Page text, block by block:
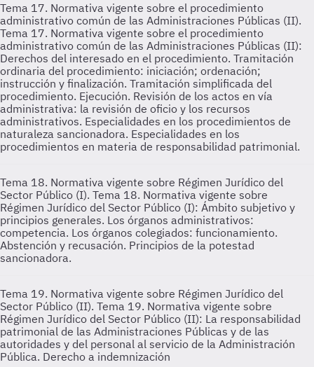
Tema 17. Normativa vigente sobre el procedimiento
administrativo común de las Administraciones Públicas (II).
Tema 17. Normativa vigente sobre el procedimiento
administrativo común de las Administraciones Públicas (II):
Derechos del interesado en el procedimiento. Tramitación
ordinaria del procedimiento: iniciación; ordenación;
instrucción y finalización. Tramitación simplificada del
procedimiento. Ejecución. Revisión de los actos en vía
administrativa: la revisión de oficio y los recursos
administrativos. Especialidades en los procedimientos de
naturaleza sancionadora. Especialidades en los
procedimientos en materia de responsabilidad patrimonial.
Tema 18. Normativa vigente sobre Régimen Jurídico del
Sector Público (I). Tema 18. Normativa vigente sobre
Régimen Jurídico del Sector Público (I): Ámbito subjetivo y
principios generales. Los órganos administrativos:
competencia. Los órganos colegiados: funcionamiento.
Abstención y recusación. Principios de la potestad
sancionadora.
Tema 19. Normativa vigente sobre Régimen Jurídico del
Sector Público (II). Tema 19. Normativa vigente sobre
Régimen Jurídico del Sector Público (II): La responsabilidad
patrimonial de las Administraciones Públicas y de las
autoridades y del personal al servicio de la Administración
Pública. Derecho a indemnización